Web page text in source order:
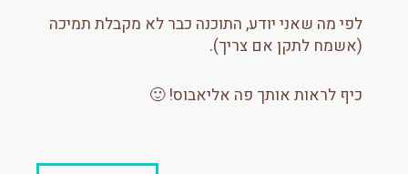
לפי מה שאני יודע, התוכנה כבר לא מקבלת תמיכה
(אשמח לתקן אם צריך).
כיף לראות אותך פה אליאבוס! 🙂